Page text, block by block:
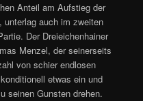
Anteil am Aufstieg der
unterlag auch im zweiten
Der Dreieichenhainer
Menzel, der seinerseits
von schier endlosen
etwas ein und
seinen Gunsten drehen.